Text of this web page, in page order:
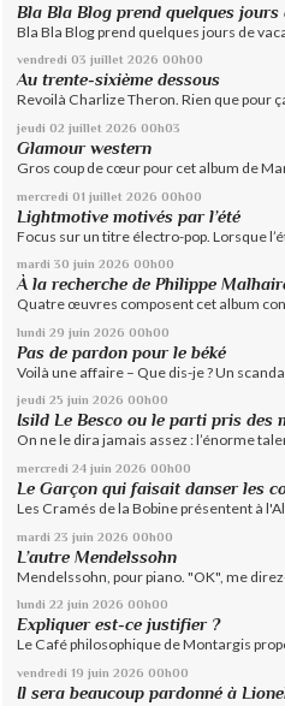
Bla Bla Blog prend quelques jours
Bla Bla Blog prend quelques jours de
vendredi 03 juillet 2026 00h00
Au trente-sixième dessous
Revoilà Charlize Theron. Rien que pour
jeudi 02 juillet 2026 00h03
Glamour western
Gros coup de cœur pour cet album de
mercredi 01 juillet 2026 00h00
Lightmotive motivés par l’été
Focus sur un titre électro-pop. Lorsque
mardi 30 juin 2026 00h00
À la recherche de Philippe
Quatre œuvres composent cet album
lundi 29 juin 2026 00h00
Pas de pardon pour le béké
Voilà une affaire – Que dis-je ? Un
jeudi 25 juin 2026 00h00
Isild Le Besco ou le parti pris des
On ne le dira jamais assez : l’énorme
mercredi 24 juin 2026 00h00
Le Garçon qui faisait danser les
Les Cramés de la Bobine présentent à
mardi 23 juin 2026 00h00
L’autre Mendelssohn
Mendelssohn, pour piano. "OK", me direz-
lundi 22 juin 2026 00h00
Expliquer est-ce justifier ?
Le Café philosophique de Montargis
vendredi 19 juin 2026 00h00
Il sera beaucoup pardonné à